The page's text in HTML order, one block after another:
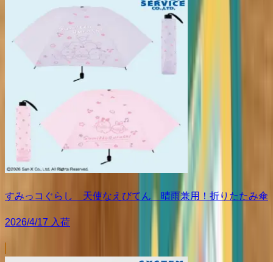
すみっコぐらし 天使なえびてん 晴雨兼用！折りたたみ傘
2026/4/17 入荷